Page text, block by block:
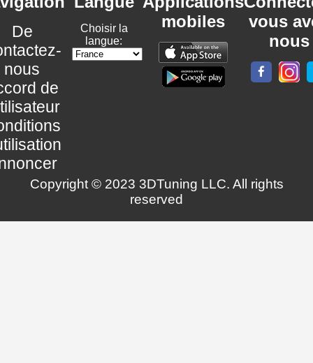
De
nous
de
Choisir la
langue:
mobiles
vous
nous
Copyright © 2023 3DTuning LLC. All rights
reserved